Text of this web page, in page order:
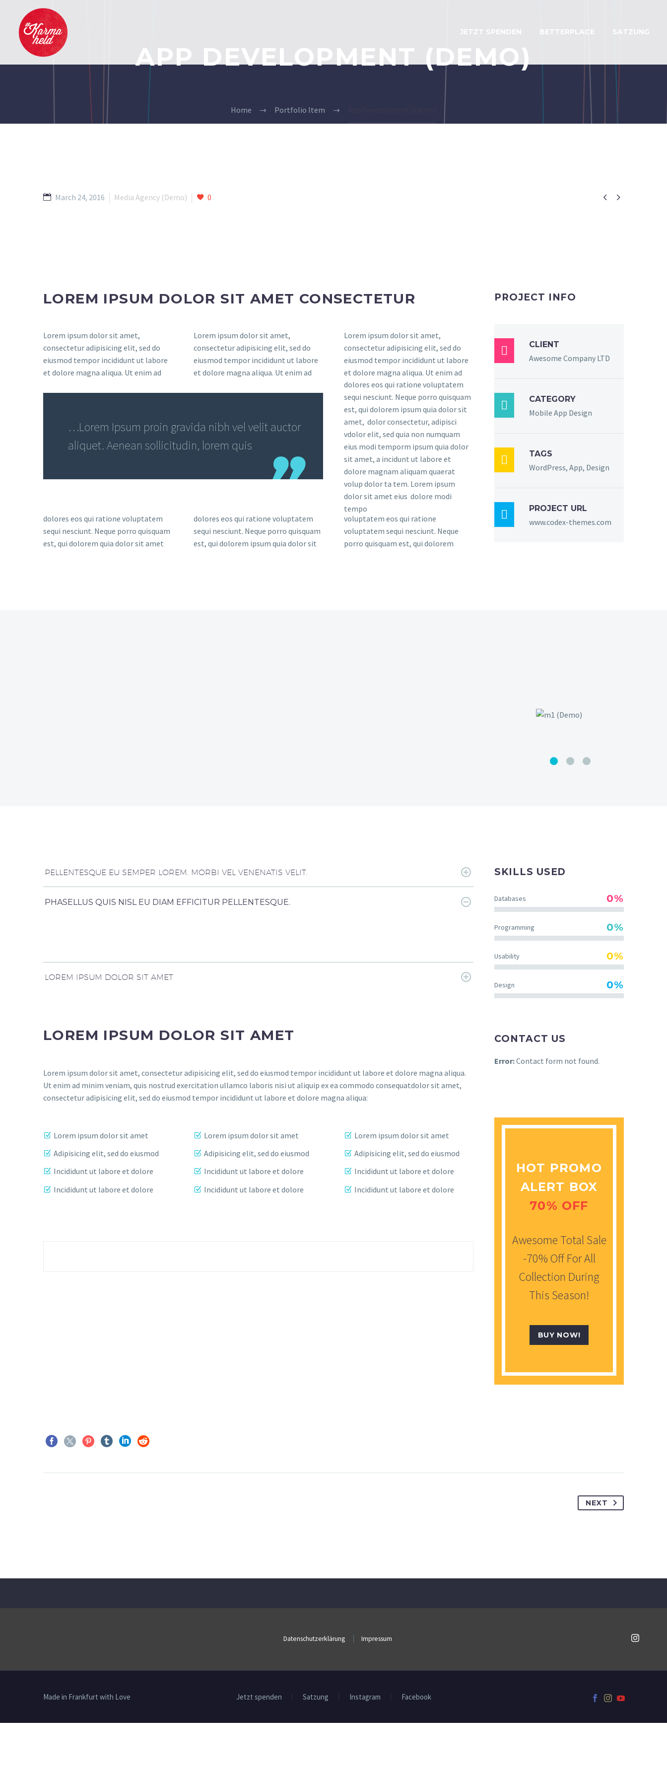
JETZT SPENDEN BETTERPLACE SATZUNG
APP DEVELOPMENT (DEMO)
Home Portfolio Item
 
March 24, 2016 Media Agency (Demo) 0
LOREM IPSUM DOLOR SIT AMET CONSECTETUR
Lorem ipsum dolor sit amet,
consectetur adipisicing elit, sed do
eiusmod tempor incididunt ut labore
et dolore magna aliqua. Ut enim ad
Lorem ipsum dolor sit amet,
consectetur adipisicing elit, sed do
eiusmod tempor incididunt ut labore
et dolore magna aliqua. Ut enim ad
Lorem ipsum dolor sit amet,
consectetur adipisicing elit, sed do
eiusmod tempor incididunt ut labore
et dolore magna aliqua. Ut enim ad
…Lorem Ipsum proin gravida nibh vel velit auctor
aliquet. Aenean sollicitudin, lorem quis
dolores eos qui ratione voluptatem
sequi nesciunt. Neque porro quisquam
est, qui dolorem ipsum quia dolor sit
amet, dolor consectetur, adipisci
vdolor elit, sed quia non numquam
eius modi temporm ipsum quia dolor
sit amet, a incidunt ut labore et
dolore magnam aliquam quaerat
volup dolor ta tem. Lorem ipsum
dolor sit amet eius dolore modi
tempo
dolores eos qui ratione voluptatem
sequi nesciunt. Neque porro quisquam
est, qui dolorem quia dolor sit amet
dolores eos qui ratione voluptatem
sequi nesciunt. Neque porro quisquam
est, qui dolorem ipsum quia dolor sit
voluptatem eos qui ratione
voluptatem sequi nesciunt. Neque
porro quisquam est, qui dolorem
PROJECT INFO
 CLIENT
Awesome Company LTD
 CATEGORY
Mobile App Design
 TAGS
WordPress, App, Design
 PROJECT URL
www.codex-themes.com
PELLENTESQUE EU SEMPER LOREM. MORBI VEL VENENATIS VELIT.
PHASELLUS QUIS NISL EU DIAM EFFICITUR PELLENTESQUE.
LOREM IPSUM DOLOR SIT AMET
LOREM IPSUM DOLOR SIT AMET
Lorem ipsum dolor sit amet, consectetur adipisicing elit, sed do eiusmod tempor incididunt ut labore et dolore magna aliqua.
Ut enim ad minim veniam, quis nostrud exercitation ullamco laboris nisi ut aliquip ex ea commodo consequatdolor sit amet,
consectetur adipisicing elit, sed do eiusmod tempor incididunt ut labore et dolore magna aliqua:
Lorem ipsum dolor sit amet
Adipisicing elit, sed do eiusmod
Incididunt ut labore et dolore
Incididunt ut labore et dolore
Lorem ipsum dolor sit amet
Adipisicing elit, sed do eiusmod
Incididunt ut labore et dolore
Incididunt ut labore et dolore
Lorem ipsum dolor sit amet
Adipisicing elit, sed do eiusmod
Incididunt ut labore et dolore
Incididunt ut labore et dolore
SKILLS USED
Databases 0%
Programming 0%
Usability 0%
Design 0%
CONTACT US
Error:Contact form not found.
HOT PROMO
ALERT BOX
70% OFF
Awesome Total Sale
-70% Off For All
Collection During
This Season!
BUY NOW!
NEXT
Datenschutzerklärung Impressum
Jetzt spenden Satzung Instagram Facebook
Made in Frankfurt with Love